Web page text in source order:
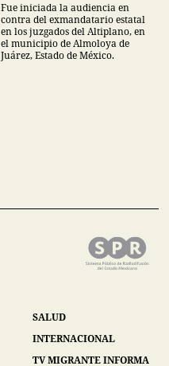
Fue iniciada la audiencia en
contra del exmandatario estatal
en los juzgados del Altiplano, en
el municipio de Almoloya de
Juárez, Estado de México.
SALUD
INTERNACIONAL
TV MIGRANTE INFORMA